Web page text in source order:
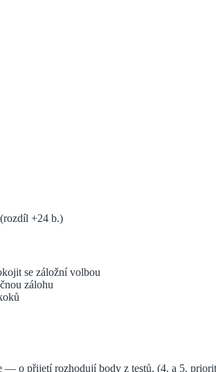
+24 b.)
se záložní volbou
zálohu
— o přijetí rozhodují body z testů. (4. a 5.